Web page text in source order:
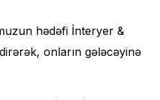
hədəfi İnteryer &
onların gələcəyinə